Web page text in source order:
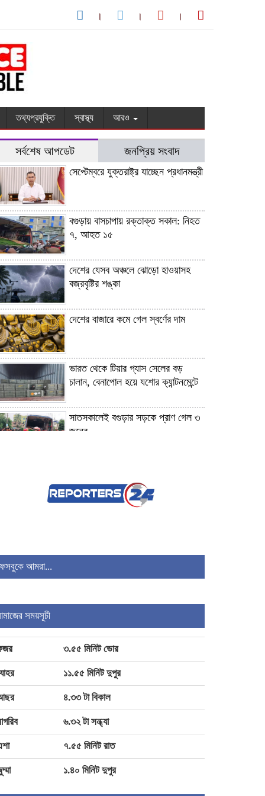
তথ্যপ্রযুক্তি স্বাস্থ্য আরও
সর্বশেষ আপডেট জনপ্রিয় সংবাদ
সেপ্টেম্বরে যুক্তরাষ্ট্র যাচ্ছেন প্রধানমন্ত্রী
বগুড়ায় বাসচাপায় রক্তাক্ত সকাল: নিহত
৭, আহত ১৫
দেশের যেসব অঞ্চলে ঝোড়ো হাওয়াসহ
বজ্রবৃষ্টির শঙ্কা
দেশের বাজারে কমে গেল স্বর্ণের দাম
ভারত থেকে টিয়ার গ্যাস সেলের বড়
চালান, বেনাপোল হয়ে যশোর ক্যান্টনমেন্টে
সাতসকালেই বগুড়ার সড়কে প্রাণ গেল ৩
জনের
প্রশাসনিক কর্মকর্তা
আমরা...
সময়সূচী
৩.৫৫ মিনিট ভোর
১১.৫৫ মিনিট দুপুর
৪.৩৩ টা বিকাল
৬.৩২ টা সন্ধ্যা
৭.৫৫ মিনিট রাত
১.৪০ মিনিট দুপুর